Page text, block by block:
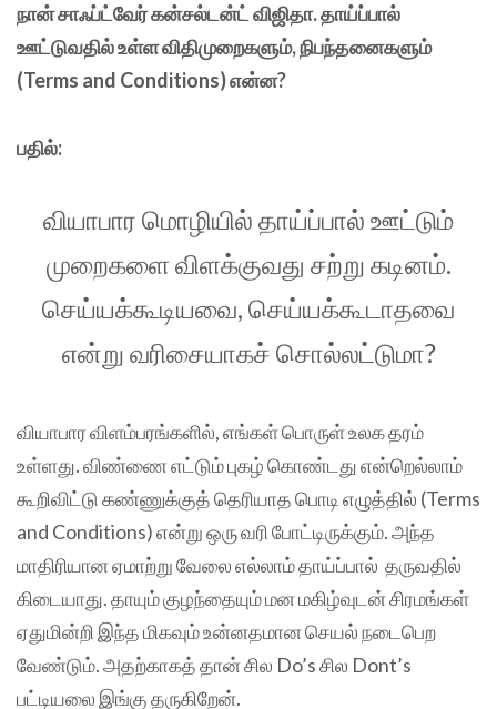
நான் சாஃப்ட்வேர் கன்சல்டன்ட் விஜிதா. தாய்ப்பால்
ஊட்டுவதில் உள்ள விதிமுறைகளும், நிபந்தனைகளும்
(Terms and Conditions) என்ன?
பதில்:
வியாபார மொழியில் தாய்ப்பால் ஊட்டும்
முறைகளை விளக்குவது சற்று கடினம்.
செய்யக்கூடியவை, செய்யக்கூடாதவை
என்று வரிசையாகச் சொல்லட்டுமா?
வியாபார விளம்பரங்களில், எங்கள் பொருள் உலக தரம்
உள்ளது. விண்ணை எட்டும் புகழ் கொண்டது என்றெல்லாம்
கூறிவிட்டு கண்ணுக்குத் தெரியாத பொடி எழுத்தில் (Terms
and Conditions) என்று ஒரு வரி போட்டிருக்கும். அந்த
மாதிரியான ஏமாற்று வேலை எல்லாம் தாய்ப்பால் தருவதில்
கிடையாது. தாயும் குழந்தையும் மன மகிழ்வுடன் சிரமங்கள்
ஏதுமின்றி இந்த மிகவும் உன்னதமான செயல் நடைபெற
வேண்டும். அதற்காகத் தான் சில Do’s சில Dont’s
பட்டியலை இங்கு தருகிறேன்.